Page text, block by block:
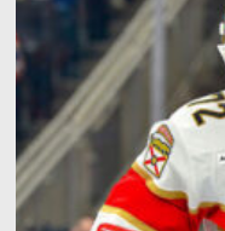
буду
учиться
игре
хоккей
всю
жизнь